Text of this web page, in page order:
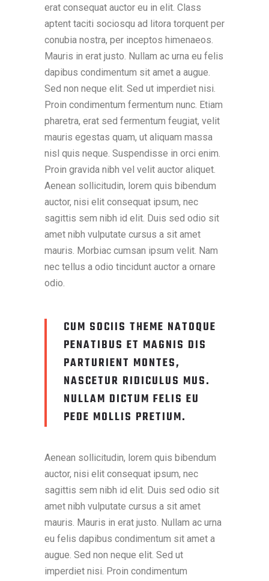
erat consequat auctor eu in elit. Class
aptent taciti sociosqu ad litora torquent per
conubia nostra, per inceptos himenaeos.
Mauris in erat justo. Nullam ac urna eu felis
dapibus condimentum sit amet a augue.
Sed non neque elit. Sed ut imperdiet nisi.
Proin condimentum fermentum nunc. Etiam
pharetra, erat sed fermentum feugiat, velit
mauris egestas quam, ut aliquam massa
nisl quis neque. Suspendisse in orci enim.
Proin gravida nibh vel velit auctor aliquet.
Aenean sollicitudin, lorem quis bibendum
auctor, nisi elit consequat ipsum, nec
sagittis sem nibh id elit. Duis sed odio sit
amet nibh vulputate cursus a sit amet
mauris. Morbiac cumsan ipsum velit. Nam
nec tellus a odio tincidunt auctor a ornare
odio.
CUM SOCIIS THEME NATOQUE
PENATIBUS ET MAGNIS DIS
PARTURIENT MONTES,
NASCETUR RIDICULUS MUS.
NULLAM DICTUM FELIS EU
PEDE MOLLIS PRETIUM.
Aenean sollicitudin, lorem quis bibendum
auctor, nisi elit consequat ipsum, nec
sagittis sem nibh id elit. Duis sed odio sit
amet nibh vulputate cursus a sit amet
mauris. Mauris in erat justo. Nullam ac urna
eu felis dapibus condimentum sit amet a
augue. Sed non neque elit. Sed ut
imperdiet nisi. Proin condimentum